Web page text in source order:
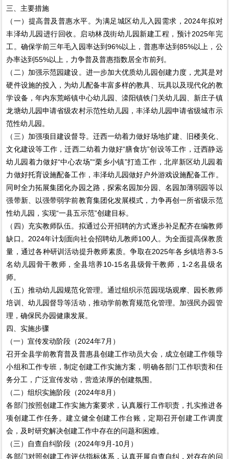
三、主要措施
（一）提高普及普惠水平。为满足城区幼儿入园需求，2024年拟对
丰泽幼儿园进行回收。启动林茂街幼儿园新建工程，预计2025年完
工。确保学前三年毛入园率达到96%以上，普惠率达到85%以上，公
办率达到55%以上，力争普及普惠指数居全市前列。
（二）加强示范园建设。进一步加大优质幼儿园创建力度，尤其是对
硬件设施的投入，为幼儿配备丰富多样的教具、玩具以及现代化的教
学设备，年内东荒峪镇中心幼儿园、滦阳镇铁门关幼儿园、新庄子镇
龙塘幼儿园申请省级农村示范性幼儿园，丰泽幼儿园申请省级城市示
范性幼儿园。
（三）加强项目建设督导。迁西一幼着力做好场地扩建、旧楼美化、
文化建设等工作，迁西二幼着力做好“膳食坊”创设等工作，迁西静远
幼儿园着力做好“中心农场”“栗乡小镇”打造工作，北岸新区幼儿园着
力做好托育设施配备工作，丰泽幼儿园做好户外游戏设施配备工作。
同时全力拓展集团化办园之路，探索名园加分园、名园加薄弱园等以
强带新、以强带弱学前教育集团化发展模式，力争再创一所省级示范
性幼儿园，实现“一县五示范”创建目标。
（四）充实教师队伍。拟通过公开招聘的方式逐步补足配齐在编教师
缺口。2024年计划面向社会招聘幼儿教师100人。为全面提高保教质
量，通过各种研训活动提升教师素质。争取在2025年各乡镇培养3-5
名幼儿园骨干教师，全县培养10-15名县级骨干教师，1-2名县级名
师。
（五）推动幼儿园规范化管理。通过组织示范园现场观摩、园长教师
培训、幼儿园督导等活动，推动学前教育规范化管理。加强民办园管
理，确保民办园健康发展。
四、实施步骤
（一）宣传发动阶段（2024年7月）
召开全县学前教育普及普惠县创建工作动员大会，成立创建工作领导
小组和工作专班，制定创建工作实施方案，明确各部门工作职责和任
务分工，广泛宣传发动，营造浓厚的创建氛围。
（二）组织实施阶段（2024年8月）
各部门按照创建工作实施方案要求，认真履行工作职责，扎实推进各
项创建工作任务。建立健全创建工作台账，定期召开创建工作调度
会，及时研究解决创建工作中存在的问题和困难。
（三）自查自纠阶段（2024年9月-10月）
各部门对照创建工作评估指标体系，认真开展自查自纠，对存在的问